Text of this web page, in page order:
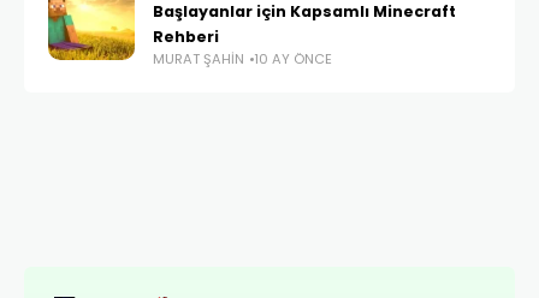
Başlayanlar için Kapsamlı Minecraft
Rehberi
MURAT ŞAHIN 10 AY ÖNCE